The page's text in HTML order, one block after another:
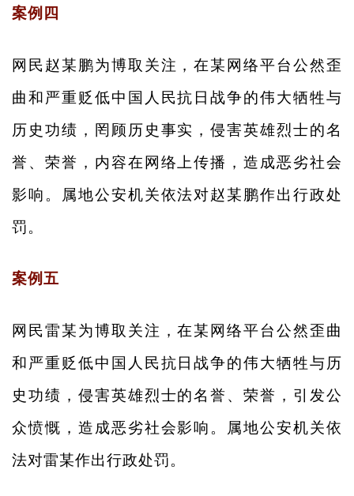
案例四
网民赵某鹏为博取关注，在某网络平台公然歪
曲和严重贬低中国人民抗日战争的伟大牺牲与
历史功绩，罔顾历史事实，侵害英雄烈士的名
誉、荣誉，内容在网络上传播，造成恶劣社会
影响。属地公安机关依法对赵某鹏作出行政处
罚。
案例五
网民雷某为博取关注，在某网络平台公然歪曲
和严重贬低中国人民抗日战争的伟大牺牲与历
史功绩，侵害英雄烈士的名誉、荣誉，引发公
众愤慨，造成恶劣社会影响。属地公安机关依
法对雷某作出行政处罚。